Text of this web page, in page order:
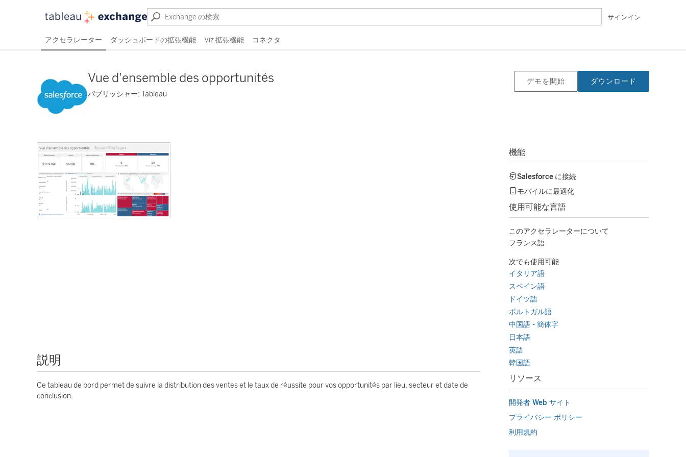
サインイン
アクセラレーター ダッシュボードの拡張機能 Viz 拡張機能 コネクタ
Vue d'ensemble des opportunités
パブリッシャー: Tableau
デモを開始 ダウンロード
説明
Ce tableau de bord permet de suivre la distribution des ventes et le taux de réussite pour vos opportunités par lieu, secteur et date de
conclusion.
機能
Salesforce に接続
モバイルに最適化
使用可能な言語
このアクセラレーターについて
フランス語
次でも使用可能
イタリア語
スペイン語
ドイツ語
ポルトガル語
中国語 - 簡体字
日本語
英語
韓国語
リソース
開発者 Web サイト
プライバシー ポリシー
利用規約